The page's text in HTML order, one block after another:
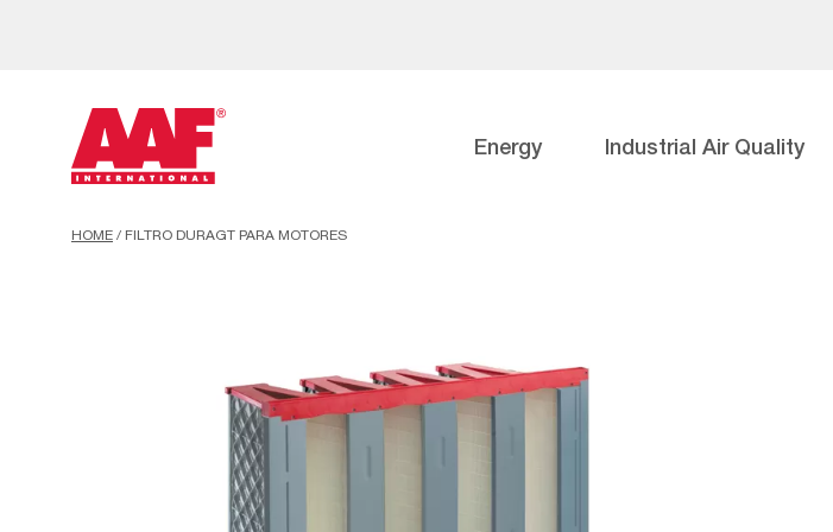
Energy Industrial Air Quality
HOME / FILTRO DURAGT PARA MOTORES